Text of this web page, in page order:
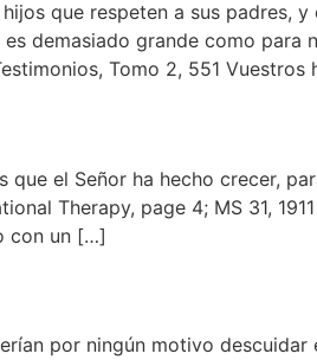
que respeten a sus padres,
demasiado grande como
Tomo 2, 551
que el Señor ha hecho crecer,
Therapy, page 4; MS 31,
con un […]
por ningún motivo